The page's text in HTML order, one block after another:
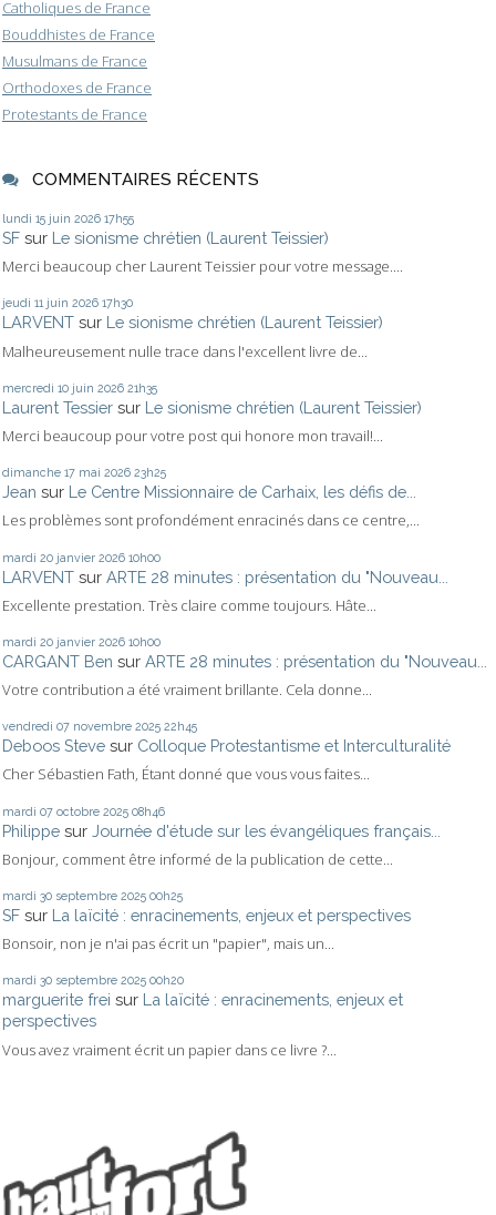
Catholiques de France
Bouddhistes de France
Musulmans de France
Orthodoxes de France
Protestants de France
COMMENTAIRES RÉCENTS
lundi 15 juin 2026 17h55
SF sur Le sionisme chrétien (Laurent Teissier)
Merci beaucoup cher Laurent Teissier pour votre message....
jeudi 11 juin 2026 17h30
LARVENT sur Le sionisme chrétien (Laurent Teissier)
Malheureusement nulle trace dans l'excellent livre de...
mercredi 10 juin 2026 21h35
Laurent Tessier sur Le sionisme chrétien (Laurent Teissier)
Merci beaucoup pour votre post qui honore mon travail!...
dimanche 17 mai 2026 23h25
Jean sur Le Centre Missionnaire de Carhaix, les défis de...
Les problèmes sont profondément enracinés dans ce centre,...
mardi 20 janvier 2026 10h00
LARVENT sur ARTE 28 minutes : présentation du "Nouveau...
Excellente prestation. Très claire comme toujours. Hâte...
mardi 20 janvier 2026 10h00
CARGANT Ben sur ARTE 28 minutes : présentation du "Nouveau...
Votre contribution a été vraiment brillante. Cela donne...
vendredi 07 novembre 2025 22h45
Deboos Steve sur Colloque Protestantisme et Interculturalité
Cher Sébastien Fath, Étant donné que vous vous faites...
mardi 07 octobre 2025 08h46
Philippe sur Journée d'étude sur les évangéliques français...
Bonjour, comment être informé de la publication de cette...
mardi 30 septembre 2025 00h25
SF sur La laïcité : enracinements, enjeux et perspectives
Bonsoir, non je n'ai pas écrit un "papier", mais un...
mardi 30 septembre 2025 00h20
marguerite frei sur La laïcité : enracinements, enjeux et
perspectives
Vous avez vraiment écrit un papier dans ce livre ?...